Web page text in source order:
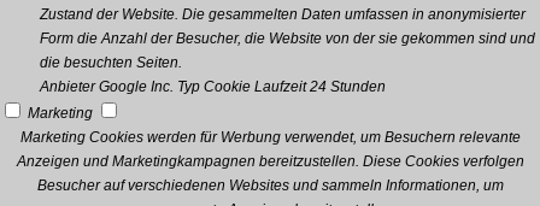
Zustand der Website. Die gesammelten Daten umfassen in anonymisierter
Form die Anzahl der Besucher, die Website von der sie gekommen sind und
die besuchten Seiten.
Anbieter Google Inc. Typ Cookie Laufzeit 24 Stunden
Marketing
Marketing Cookies werden für Werbung verwendet, um Besuchern relevante
Anzeigen und Marketingkampagnen bereitzustellen. Diese Cookies verfolgen
Besucher auf verschiedenen Websites und sammeln Informationen, um